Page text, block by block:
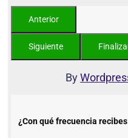
By
¿Con qué frecuencia